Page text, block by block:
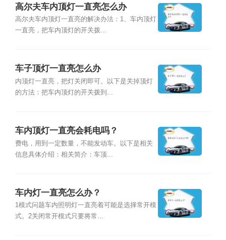
高尔夫车内顶灯一直亮怎么办
高尔夫车内顶灯一直亮的解决办法：1、车内顶灯
一直亮，把车内顶灯的开关拨...
车子顶灯一直亮怎么办
内顶灯一直亮，把灯关闭即可。以下是关掉顶灯
的方法：把车内顶灯的开关拨到...
车内顶灯一直亮会耗电吗？
费电，用到一定数量，不能发动车。以下是相关
信息具体介绍：相关简介：车顶...
车内灯一直亮怎么办？
1模式问题车内照明灯一直亮着可能是选择常开模
式。2关闭常开模式只要将常...